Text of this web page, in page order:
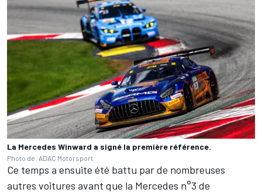
La Mercedes Winward a signé la première référence.
Photo de: ADAC Motorsport
Ce temps a ensuite été battu par de nombreuses
autres voitures avant que la Mercedes n°3 de